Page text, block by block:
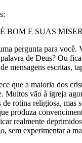
BOM E SUAS
pergunta para você.
de Deus? Ou
mensagens escritas,
que a maioria dos
Muitos vão à igreja
de rotina religiosa, mas
produza
realmente
sem experimentar a